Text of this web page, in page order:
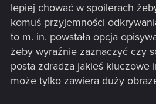
lepiej chować w spoilerach
komuś przyjemności
to m. in. powstała opcja
żeby wyraźnie zaznaczyć czy
posta zdradza jakieś kluczowe
może tylko zawiera duży